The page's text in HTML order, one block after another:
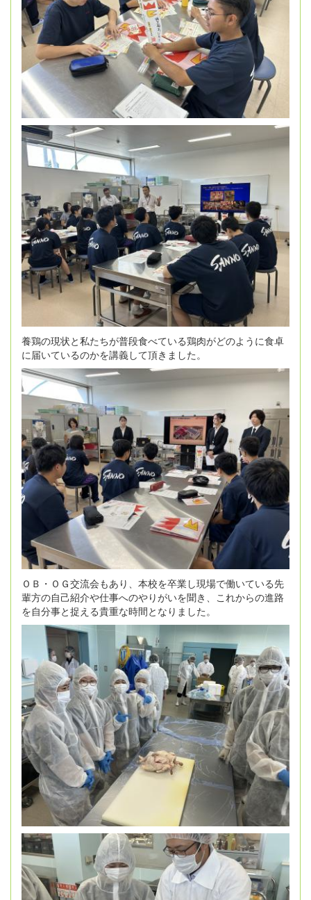
養鶏の現状と私たちが普段食べている鶏肉がどのように食卓
に届いているのかを講義して頂きました。
ＯＢ・ＯＧ交流会もあり、本校を卒業し現場で働いている先
輩方の自己紹介や仕事へのやりがいを聞き、これからの進路
を自分事と捉える貴重な時間となりました。